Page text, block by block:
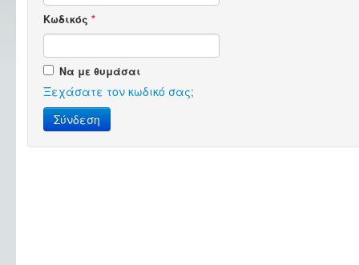
Κωδικός *
Να με θυμάσαι
Ξεχάσατε τον κωδικό σας;
Σύνδεση